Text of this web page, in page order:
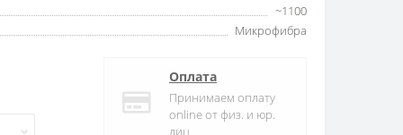
~1100
Микрофибра
Оплата
Принимаем оплату
online от физ. и юр.
лиц